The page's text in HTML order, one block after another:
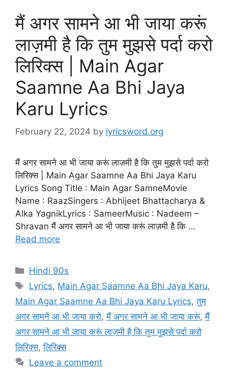
मैं अगर सामने आ भी जाया करूं
लाज़मी है कि तुम मुझसे पर्दा करो
लिरिक्स | Main Agar
Saamne Aa Bhi Jaya
Karu Lyrics
February 22, 2024 by lyricsword.org
मैं अगर सामने आ भी जाया करूं लाज़मी है कि तुम मुझसे पर्दा करो
लिरिक्स | Main Agar Saamne Aa Bhi Jaya Karu
Lyrics Song Title : Main Agar SamneMovie
Name : RaazSingers : Abhijeet Bhattacharya &
Alka YagnikLyrics : SameerMusic : Nadeem –
Shravan मैं अगर सामने आ भी जाया करूं लाज़मी है कि …
Read more
Categories
Hindi 90s
Tags
Lyrics, Main Agar Saamne Aa Bhi Jaya Karu,
Main Agar Saamne Aa Bhi Jaya Karu Lyrics,तुम
अगर सामने आ भी जाया करो,मैं अगर सामने आ भी जाया करूं,मैं
अगर सामने आ भी जाया करूं लाज़मी है कि तुम मुझसे पर्दा करो
लिरिक्स,लिरिक्स
Leave a comment